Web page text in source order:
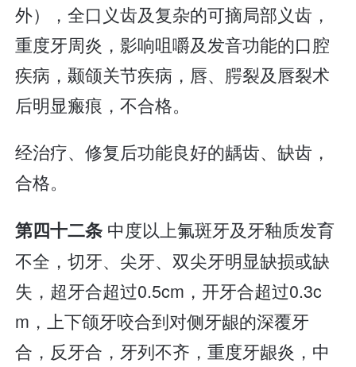
外），全口义齿及复杂的可摘局部义齿，
重度牙周炎，影响咀嚼及发音功能的口腔
疾病，颞颌关节疾病，唇、腭裂及唇裂术
后明显瘢痕，不合格。
经治疗、修复后功能良好的龋齿、缺齿，
合格。
第四十二条 中度以上氟斑牙及牙釉质发育
不全，切牙、尖牙、双尖牙明显缺损或缺
失，超牙合超过0.5cm，开牙合超过0.3c
m，上下颌牙咬合到对侧牙龈的深覆牙
合，反牙合，牙列不齐，重度牙龈炎，中